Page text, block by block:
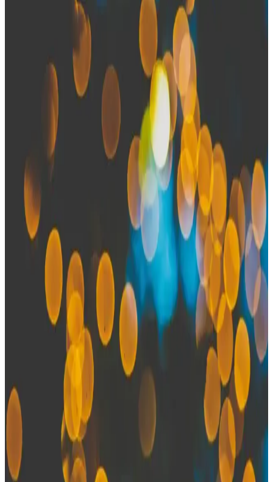
Kendi Mikrofon PCB Tasarımınız İçin Temel
Rehber ve Teknik Çözümler
Hack Club'ın Highway to Hardware programı kapsamında
geliştirilen mikrofon PCB tasarımında yaşanan teknik zorluklar ve
önerilen modifikasyonlar, genç mühendisler için değerli bir kaynak
3.5mm Kulaklık Jakında Radyo Parazitleri ve
Mikrofon Ses Bozulmaları
3.5mm kulaklık jakına bağlı mikrofonlarda duyulan garip sesler,
radyo frekanslarının elektromanyetik parazitlerinden kaynaklanır. Bu
parazitler, gerçek dinleme faaliyetleriyle karıştırılmamalıdır.
Sensörlü Kulaklıklar ve Yüksek Kaliteli Kayıt
Özellikleri Hakkında Detaylı Bilgi
Sensörlü kulaklıklar gelişmiş sensör teknolojisiyle yüksek kaliteli
kayıt yapma imkanı sağlar, profesyonel ve günlük kullanıma uygun,
gürültü azaltma ve otomatik ses ayar özellikleriyle öne çıkar.
Rampage RM-TWS01G Viper: Oyun ve günlük
kullanım için TWS kulaklık incelemesi
Rampage RM-TWS01G Viper, kulakiçi TWS kulaklık olarak
Bluetooth 5.1 ile mobil ve PC uyumlu, ANC ile dış sesleri azaltan
dengeli bir ses profili sunar; suya/ter dayanıklılık yok; bazı
kullanıcılar için boyut ve konfor değişken, mikrofon performansı
cihazdan etkilenir.
Kulaklıklı Ses Kayıt Cihazlarının Özellikleri ve
Kullanım İpuçları
Yüksek kaliteli mikrofonlar ve ergonomik tasarımlarla donatılmış
kulaklıklı ses kayıt cihazları, pratik kullanım ve üstün ses kalitesi
sağlar, hareket halinde kullanım ve güvenlik özellikleriyle öne çıkar.
Omars Mbest 10MM ve Syrox K7 Kulaklık
Karşılaştırması: Ses ve Tasarım Özellikleri